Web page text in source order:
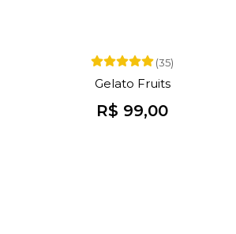
(35)
Gelato Fruits
R$ 99,00